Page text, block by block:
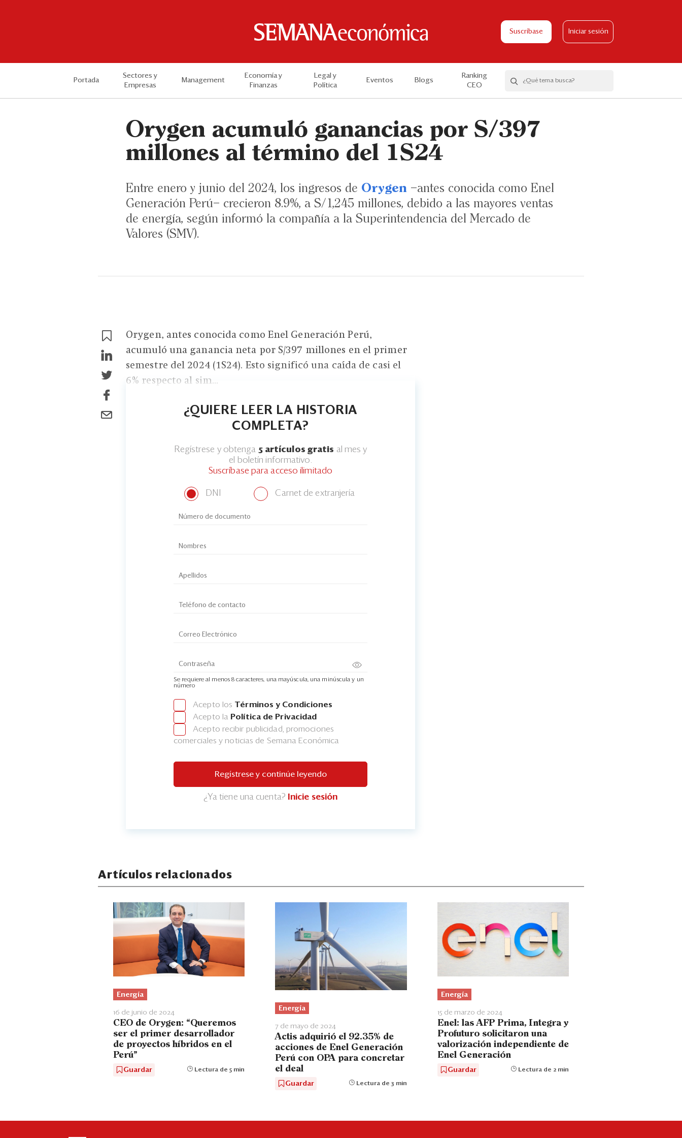
Suscríbase Iniciar sesión
Portada
Sectores y
Empresas
Management
Economía y
Finanzas
Legal y
Política
Eventos Blogs
Ranking
CEO
Orygen acumuló ganancias por S/397
millones al término del 1S24
Entre enero y junio del 2024, los ingresos de Orygen –antes conocida como Enel
Generación Perú– crecieron 8.9%, a S/1,245 millones, debido a las mayores ventas
de energía, según informó la compañía a la Superintendencia del Mercado de
Valores (SMV).
Orygen, antes conocida como Enel Generación Perú,
acumuló una ganancia neta por S/397 millones en el primer
semestre del 2024 (1S24). Esto significó una caída de casi el
6% respecto al sim...
¿QUIERE LEER LA HISTORIA
COMPLETA?
Regístrese y obtenga 5 artículos gratis al mes y
el boletín informativo.
Suscríbase para acceso ilimitado
DNI Carnet de extranjería
Se requiere al menos 8 caracteres, una mayúscula, una minúscula y un
número
Acepto los Términos y Condiciones
Acepto la Política de Privacidad
Acepto recibir publicidad, promociones
comerciales y noticias de Semana Económica
Regístrese y continúe leyendo
¿Ya tiene una cuenta? Inicie sesión
Artículos relacionados
Energía
16 de junio de 2024
CEO de Orygen: “Queremos
ser el primer desarrollador
de proyectos híbridos en el
Perú”
Guardar Lectura de 5 min
Energía
7 de mayo de 2024
Actis adquirió el 92.35% de
acciones de Enel Generación
Perú con OPA para concretar
el deal
Guardar Lectura de 3 min
Energía
15 de marzo de 2024
Enel: las AFP Prima, Integra y
Profuturo solicitaron una
valorización independiente de
Enel Generación
Guardar Lectura de 2 min